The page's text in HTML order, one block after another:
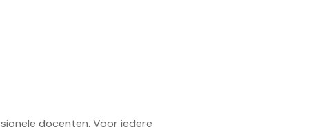
docenten. Voor iedere